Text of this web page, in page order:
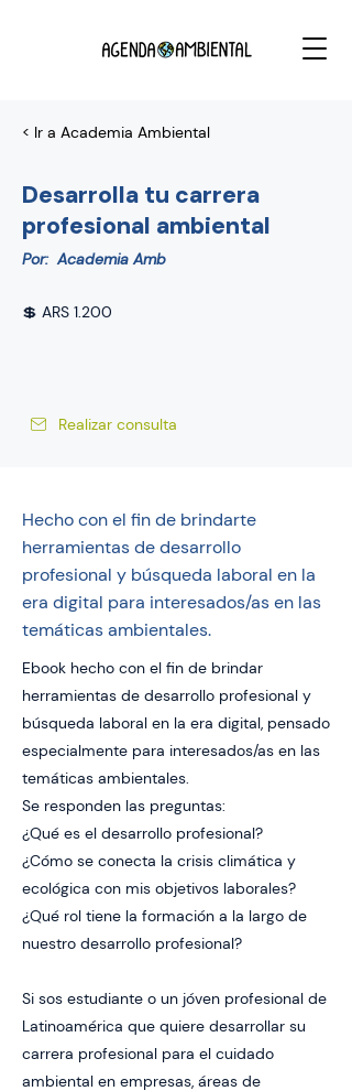
< Ir a Academia Ambiental
Desarrolla tu carrera
profesional ambiental
Academia Amb
Por:
💲 ARS 1.200
Realizar consulta
Hecho con el fin de brindarte
herramientas de desarrollo
profesional y búsqueda laboral en la
era digital para interesados/as en las
temáticas ambientales.
Ebook hecho con el fin de brindar
herramientas de desarrollo profesional y
búsqueda laboral en la era digital, pensado
especialmente para interesados/as en las
temáticas ambientales.
Se responden las preguntas:
¿Qué es el desarrollo profesional?
¿Cómo se conecta la crisis climática y
ecológica con mis objetivos laborales?
¿Qué rol tiene la formación a la largo de
nuestro desarrollo profesional?
Si sos estudiante o un jóven profesional de
Latinoamérica que quiere desarrollar su
carrera profesional para el cuidado
ambiental en empresas, áreas de